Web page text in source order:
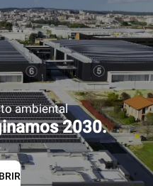
ambiental
2030.